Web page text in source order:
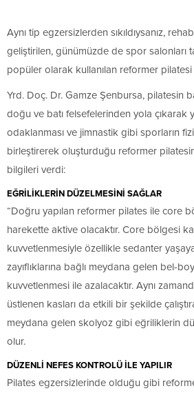
Aynı tip egzersizlerden sıkıldıysanız,
geliştirilen, günümüzde de spor salonları
popüler olarak kullanılan reformer
Yrd. Doç. Dr. Gamze Şenbursa, pilatesin
doğu ve batı felsefelerinden yola çıkarak
odaklanması ve jimnastik gibi sporların
birleştirerek oluşturduğu reformer
bilgileri verdi:
EĞRİLİKLERİN DÜZELMESİNİ SAĞLAR
“Doğru yapılan reformer pilates ile core
harekette aktive olacaktır. Core bölgesi
kuvvetlenmesiyle özellikle sedanter
zayıflıklarına bağlı meydana gelen bel-
kuvvetlenmesi ile azalacaktır. Aynı
üstlenen kasları da etkili bir şekilde
meydana gelen skolyoz gibi eğriliklerin
olur.
DÜZENLİ NEFES KONTROLÜ İLE YAPILIR
Pilates egzersizlerinde olduğu gibi